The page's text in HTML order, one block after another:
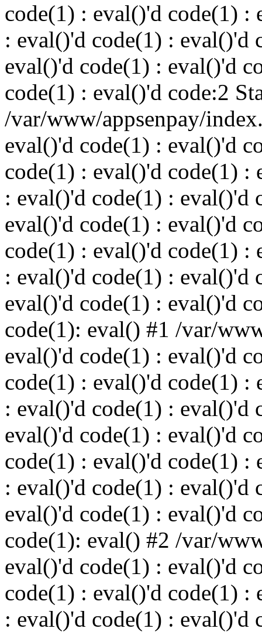
code(1) : eval()'d code(1) :
: eval()'d code(1) : eval()'d
eval()'d code(1) : eval()'d
code(1) : eval()'d code:2
/var/www/appsenpay/
eval()'d code(1) : eval()'d
code(1) : eval()'d code(1) :
: eval()'d code(1) : eval()'d
eval()'d code(1) : eval()'d
code(1) : eval()'d code(1) :
: eval()'d code(1) : eval()'d
eval()'d code(1) : eval()'d
code(1): eval() #1 /var/
eval()'d code(1) : eval()'d
code(1) : eval()'d code(1) :
: eval()'d code(1) : eval()'d
eval()'d code(1) : eval()'d
code(1) : eval()'d code(1) :
: eval()'d code(1) : eval()'d
eval()'d code(1) : eval()'d
code(1): eval() #2 /var/
eval()'d code(1) : eval()'d
code(1) : eval()'d code(1) :
: eval()'d code(1) : eval()'d